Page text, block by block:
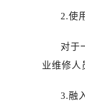
2.使
对于
业维修人
3.融